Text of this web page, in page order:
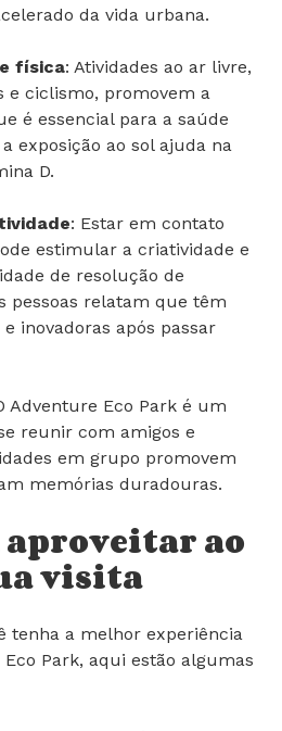
proporciona um
física: Atividades ao ar livre,
e ciclismo, promovem a
é essencial para a saúde
exposição ao sol ajuda na
: Estar em contato
estimular a criatividade e
de resolução de
pessoas relatam que têm
inovadoras após passar
Adventure Eco Park é um
reunir com amigos e
em grupo promovem
aproveitar ao
visita
tenha a melhor experiência
Park, aqui estão algumas